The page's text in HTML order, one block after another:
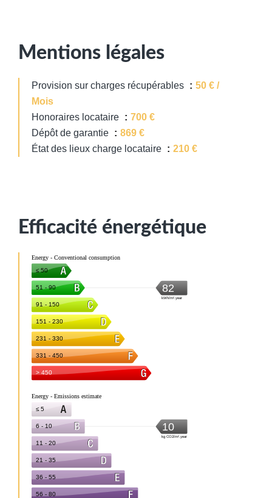
Mentions légales
Provision sur charges récupérables
50 € /
Mois
Honoraires locataire
700 €
Dépôt de garantie
869 €
État des lieux charge locataire
210 €
Efficacité énergétique